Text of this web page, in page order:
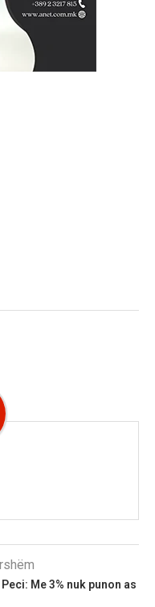
Me 3% nuk punon as